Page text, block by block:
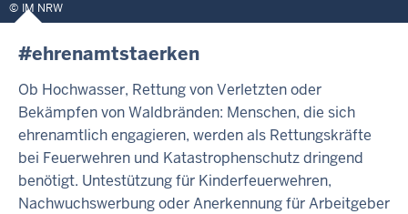
IM NRW
#ehrenamtstaerken
Ob Hochwasser, Rettung von Verletzten oder
Bekämpfen von Waldbränden: Menschen, die sich
ehrenamtlich engagieren, werden als Rettungskräfte
bei Feuerwehren und Katastrophenschutz dringend
benötigt. Untestützung für Kinderfeuerwehren,
Nachwuchswerbung oder Anerkennung für Arbeitgeber